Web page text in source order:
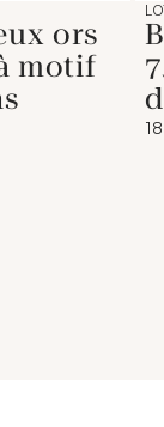
ors
motif